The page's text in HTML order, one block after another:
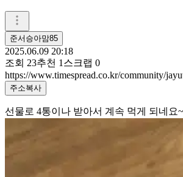
준서승아맘85
2025.06.09 20:18
조회 23추천 1 스크랩 0
https://www.timespread.co.kr/community/
주소복사
선물로 4통이나 받아서 계속 먹게 되네요~